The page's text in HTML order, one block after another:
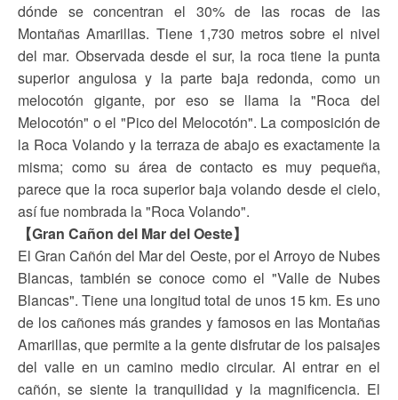
dónde se concentran el 30% de las rocas de las
Montañas Amarillas. Tiene 1,730 metros sobre el nivel
del mar. Observada desde el sur, la roca tiene la punta
superior angulosa y la parte baja redonda, como un
melocotón gigante, por eso se llama la "Roca del
Melocotón" o el "Pico del Melocotón". La composición de
la Roca Volando y la terraza de abajo es exactamente la
misma; como su área de contacto es muy pequeña,
parece que la roca superior baja volando desde el cielo,
así fue nombrada la "Roca Volando".
【Gran Cañon del Mar del Oeste】
El Gran Cañón del Mar del Oeste, por el Arroyo de Nubes
Blancas, también se conoce como el "Valle de Nubes
Blancas". Tiene una longitud total de unos 15 km. Es uno
de los cañones más grandes y famosos en las Montañas
Amarillas, que permite a la gente disfrutar de los paisajes
del valle en un camino medio circular. Al entrar en el
cañón, se siente la tranquilidad y la magnificencia. El